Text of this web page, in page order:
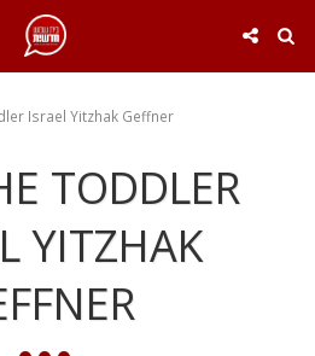
Israel Yitzhak Geffner
TODDLER
YITZHAK